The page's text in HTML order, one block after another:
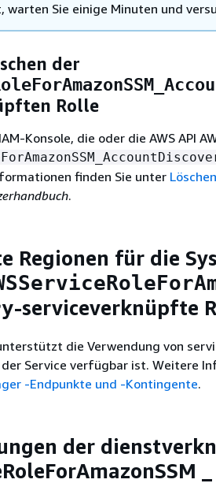
warten Sie einige Minuten und
der
Rolle
Konsole, die oder die AWS API
finden Sie unter
.
Regionen für die
-serviceverknüpfte
die Verwendung von
der Service verfügbar ist. Weitere
-Endpunkte und -Kontingente.
der